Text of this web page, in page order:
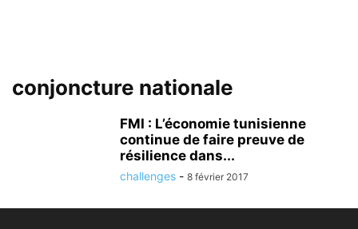
conjoncture nationale
FMI : L’économie tunisienne
continue de faire preuve de
résilience dans...
challenges - 8 février 2017